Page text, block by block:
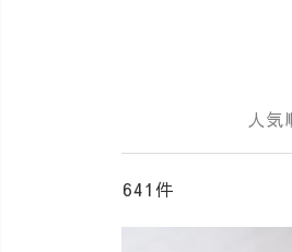
人気
641件